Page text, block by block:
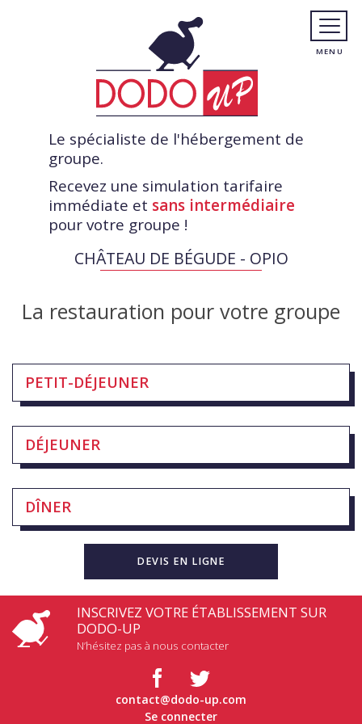
Le spécialiste de l'hébergement de
groupe.
Recevez une simulation tarifaire
immédiate et sans intermédiaire
pour votre groupe !
CHÂTEAU DE BÉGUDE - OPIO
La restauration pour votre groupe
PETIT-DÉJEUNER
DÉJEUNER
DÎNER
DEVIS EN LIGNE
INSCRIVEZ VOTRE ÉTABLISSEMENT SUR
DODO-UP
N’hésitez pas à nous contacter
contact@dodo-up.com
Se connecter